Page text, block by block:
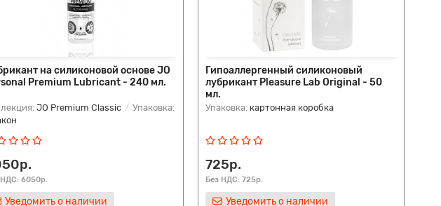
на силиконовой основе JO
Premium Lubricant - 240 мл.
JO Premium Classic
Упаковка:
НДС: 6050р.
Уведомить о наличии
Гипоаллергенный силиконовый
лубрикант Pleasure Lab Original - 50
мл.
Упаковка: картонная коробка
725р.
Без НДС: 725р.
Уведомить о наличии